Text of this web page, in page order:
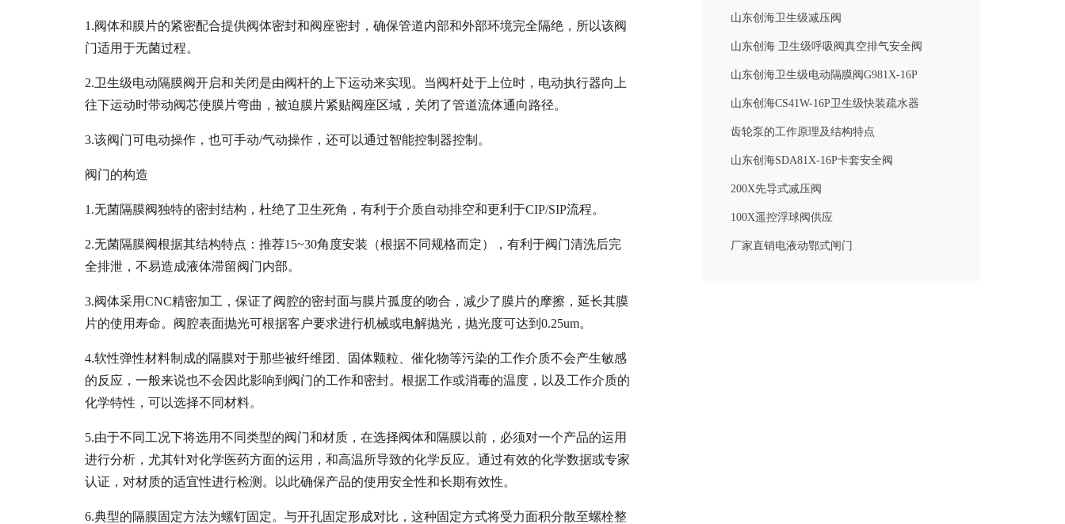
1.阀体和膜片的紧密配合提供阀体密封和阀座密封，确保管道内部和外部环境完全隔绝，所以该阀
门适用于无菌过程。
2.卫生级电动隔膜阀开启和关闭是由阀杆的上下运动来实现。当阀杆处于上位时，电动执行器向上
往下运动时带动阀芯使膜片弯曲，被迫膜片紧贴阀座区域，关闭了管道流体通向路径。
3.该阀门可电动操作，也可手动/气动操作，还可以通过智能控制器控制。
阀门的构造
1.无菌隔膜阀独特的密封结构，杜绝了卫生死角，有利于介质自动排空和更利于CIP/SIP流程。
2.无菌隔膜阀根据其结构特点：推荐15~30角度安装（根据不同规格而定），有利于阀门清洗后完
全排泄，不易造成液体滞留阀门内部。
3.阀体采用CNC精密加工，保证了阀腔的密封面与膜片孤度的吻合，减少了膜片的摩擦，延长其膜
片的使用寿命。阀腔表面抛光可根据客户要求进行机械或电解抛光，抛光度可达到0.25um。
4.软性弹性材料制成的隔膜对于那些被纤维团、固体颗粒、催化物等污染的工作介质不会产生敏感
的反应，一般来说也不会因此影响到阀门的工作和密封。根据工作或消毒的温度，以及工作介质的
化学特性，可以选择不同材料。
5.由于不同工况下将选用不同类型的阀门和材质，在选择阀体和隔膜以前，必须对一个产品的运用
进行分析，尤其针对化学医药方面的运用，和高温所导致的化学反应。通过有效的化学数据或专家
认证，对材质的适宜性进行检测。以此确保产品的使用安全性和长期有效性。
6.典型的隔膜固定方法为螺钉固定。与开孔固定形成对比，这种固定方式将受力面积分散至螺栓整
山东创海卫生级减压阀
山东创海 卫生级呼吸阀真空排气安全阀
山东创海卫生级电动隔膜阀G981X-16P
山东创海CS41W-16P卫生级快装疏水器
齿轮泵的工作原理及结构特点
山东创海SDA81X-16P卡套安全阀
200X先导式减压阀
100X遥控浮球阀供应
厂家直销电液动鄂式闸门